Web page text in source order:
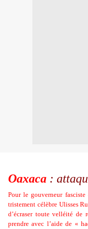
Oaxaca :
Pour le gouverneur
tristement célèbre Ulisses
d’écraser toute velléité de
prendre avec l’aide de «